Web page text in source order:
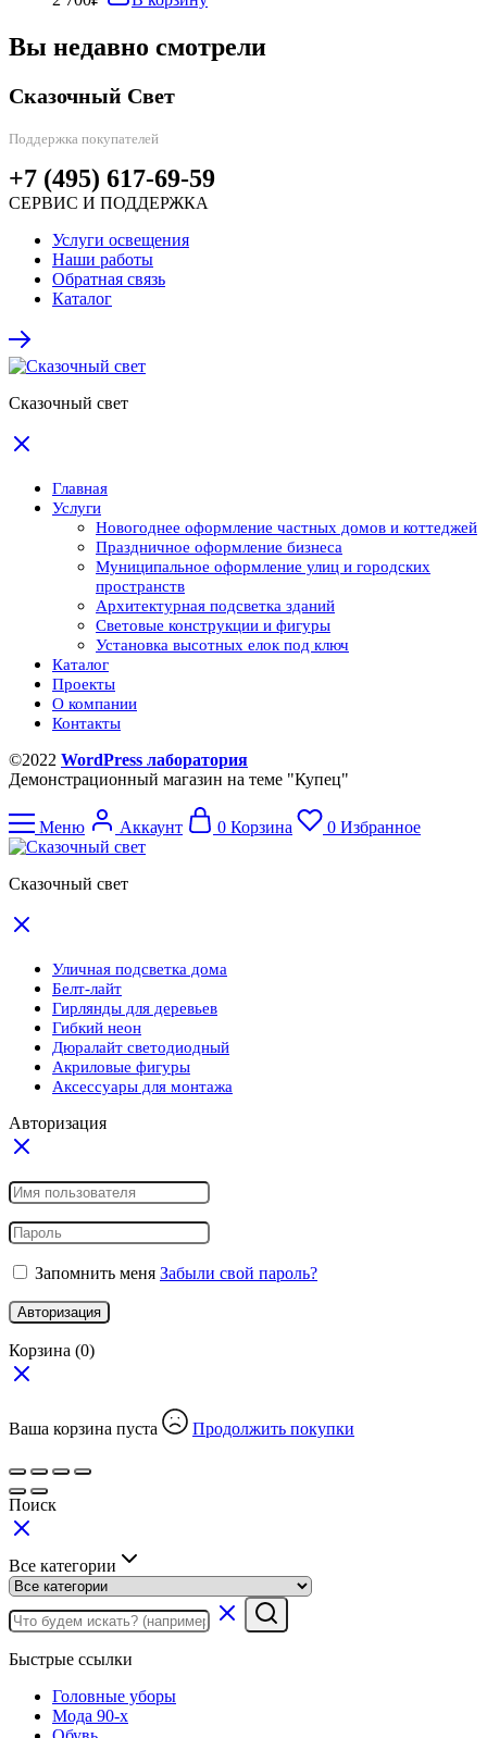
Вы недавно смотрели
Сказочный Свет
Поддержка покупателей
+7 (495) 617-69-59
СЕРВИС И ПОДДЕРЖКА
Услуги освещения
Наши работы
Обратная связь
Каталог
Сказочный свет
Главная
Услуги
Новогоднее оформление частных домов и коттеджей
Праздничное оформление бизнеса
Муниципальное оформление улиц и городских
пространств
Архитектурная подсветка зданий
Световые конструкции и фигуры
Установка высотных елок под ключ
Каталог
Проекты
О компании
Контакты
©2022 WordPress лаборатория
Демонстрационный магазин на теме "Купец"
Меню Аккаунт 0 Корзина 0 Избранное
Сказочный свет
Уличная подсветка дома
Белт-лайт
Гирлянды для деревьев
Гибкий неон
Дюралайт светодиодный
Акриловые фигуры
Аксессуары для монтажа
Авторизация
Запомнить меня Забыли свой пароль?
Авторизация
Корзина (0)
Ваша корзина пуста Продолжить покупки
Поиск
Все категории
Быстрые ссылки
Головные уборы
Мода 90-х